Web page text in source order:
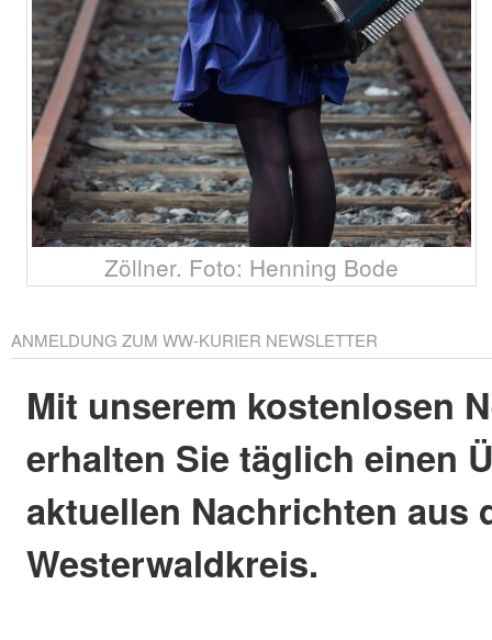
Zöllner. Foto: Henning Bode
ANMELDUNG ZUM WW-KURIER NEWSLETTER
Mit unserem kostenlosen
erhalten Sie täglich einen
aktuellen Nachrichten aus
Westerwaldkreis.